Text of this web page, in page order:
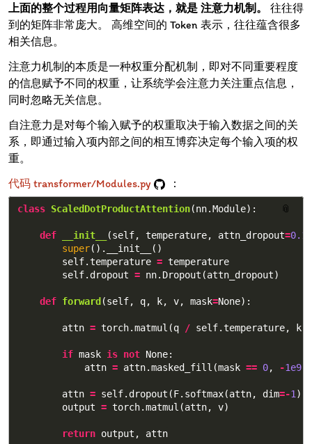
上面的整个过程用向量矩阵表达，就是 注意力机制。
往往得
到的矩阵非常庞大。 高维空间的 Token 表示，往往蕴含很多
相关信息。
注意力机制的本质是一种权重分配机制，即对不同重要程度
的信息赋予不同的权重，让系统学会注意力关注重点信息，
同时忽略无关信息。
自注意力是对每个输入赋予的权重取决于输入数据之间的关
系，即通过输入项内部之间的相互博弈决定每个输入项的权
重。
代码 transformer/Modules.py
：
📎
class ScaledDotProductAttention(nn.Module):
def __init__ (self, temperature, attn_dropout=0.1
super(). __init__
()
self.temperature = temperature
self. dropout = nn. Dropout (attn_dropout)
def forward(self, q, k, v, mask=None):
attn = torch.matmul (q / self.temperature, k
if mask is not None:
attn = attn.masked_fill (mask == 0, -1e9
attn = self. dropout (F. softmax(attn, dim=-1 ))
output = torch.matmul (attn, v)
return output , attn